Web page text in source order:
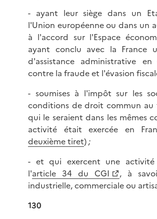
- ayant leur siège dans un
l'Union européenne ou dans un
à l'accord sur l'Espace
ayant conclu avec la France
d'assistance administrative
contre la fraude et l'évasion
- soumises à l'impôt sur les
conditions de droit commun au
qui le seraient dans les mêmes
activité était exercée en
deuxième tiret);
- et qui exercent une activité
l'article 34 du CGI
, à
industrielle, commerciale ou
130